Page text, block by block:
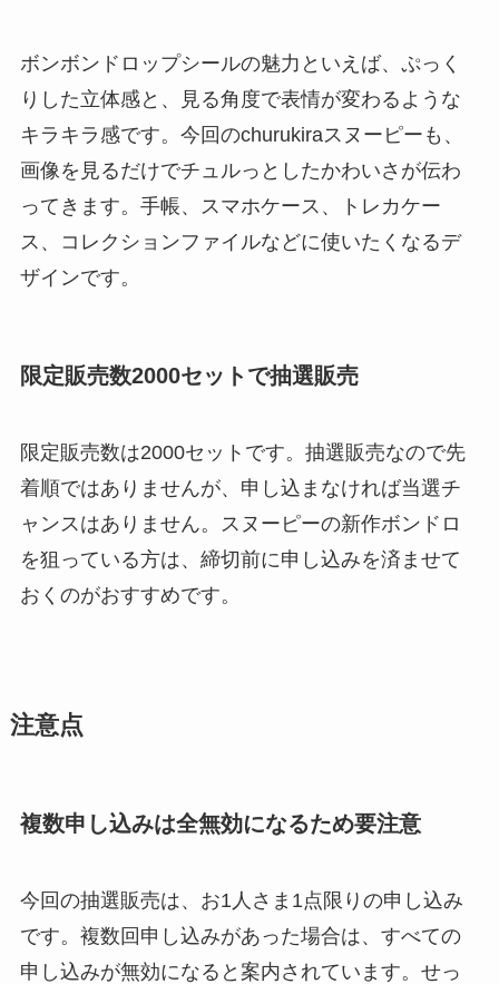
ボンボンドロップシールの魅力といえば、ぷっく
りした立体感と、見る角度で表情が変わるような
キラキラ感です。今回のchurukiraスヌーピーも、
画像を見るだけでチュルっとしたかわいさが伝わ
ってきます。手帳、スマホケース、トレカケー
ス、コレクションファイルなどに使いたくなるデ
ザインです。
限定販売数2000セットで抽選販売
限定販売数は2000セットです。抽選販売なので先
着順ではありませんが、申し込まなければ当選チ
ャンスはありません。スヌーピーの新作ボンドロ
を狙っている方は、締切前に申し込みを済ませて
おくのがおすすめです。
注意点
複数申し込みは全無効になるため要注意
今回の抽選販売は、お1人さま1点限りの申し込み
です。複数回申し込みがあった場合は、すべての
申し込みが無効になると案内されています。せっ